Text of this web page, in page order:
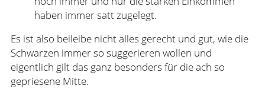
haben immer satt zugelegt.
Es ist also beileibe nicht alles gerecht und gut, wie die
Schwarzen immer so suggerieren wollen und
eigentlich gilt das ganz besonders für die ach so
gepriesene Mitte.